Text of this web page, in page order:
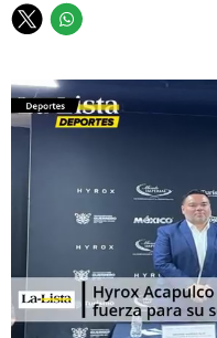
T
t
t
e
r
W
a
t
s